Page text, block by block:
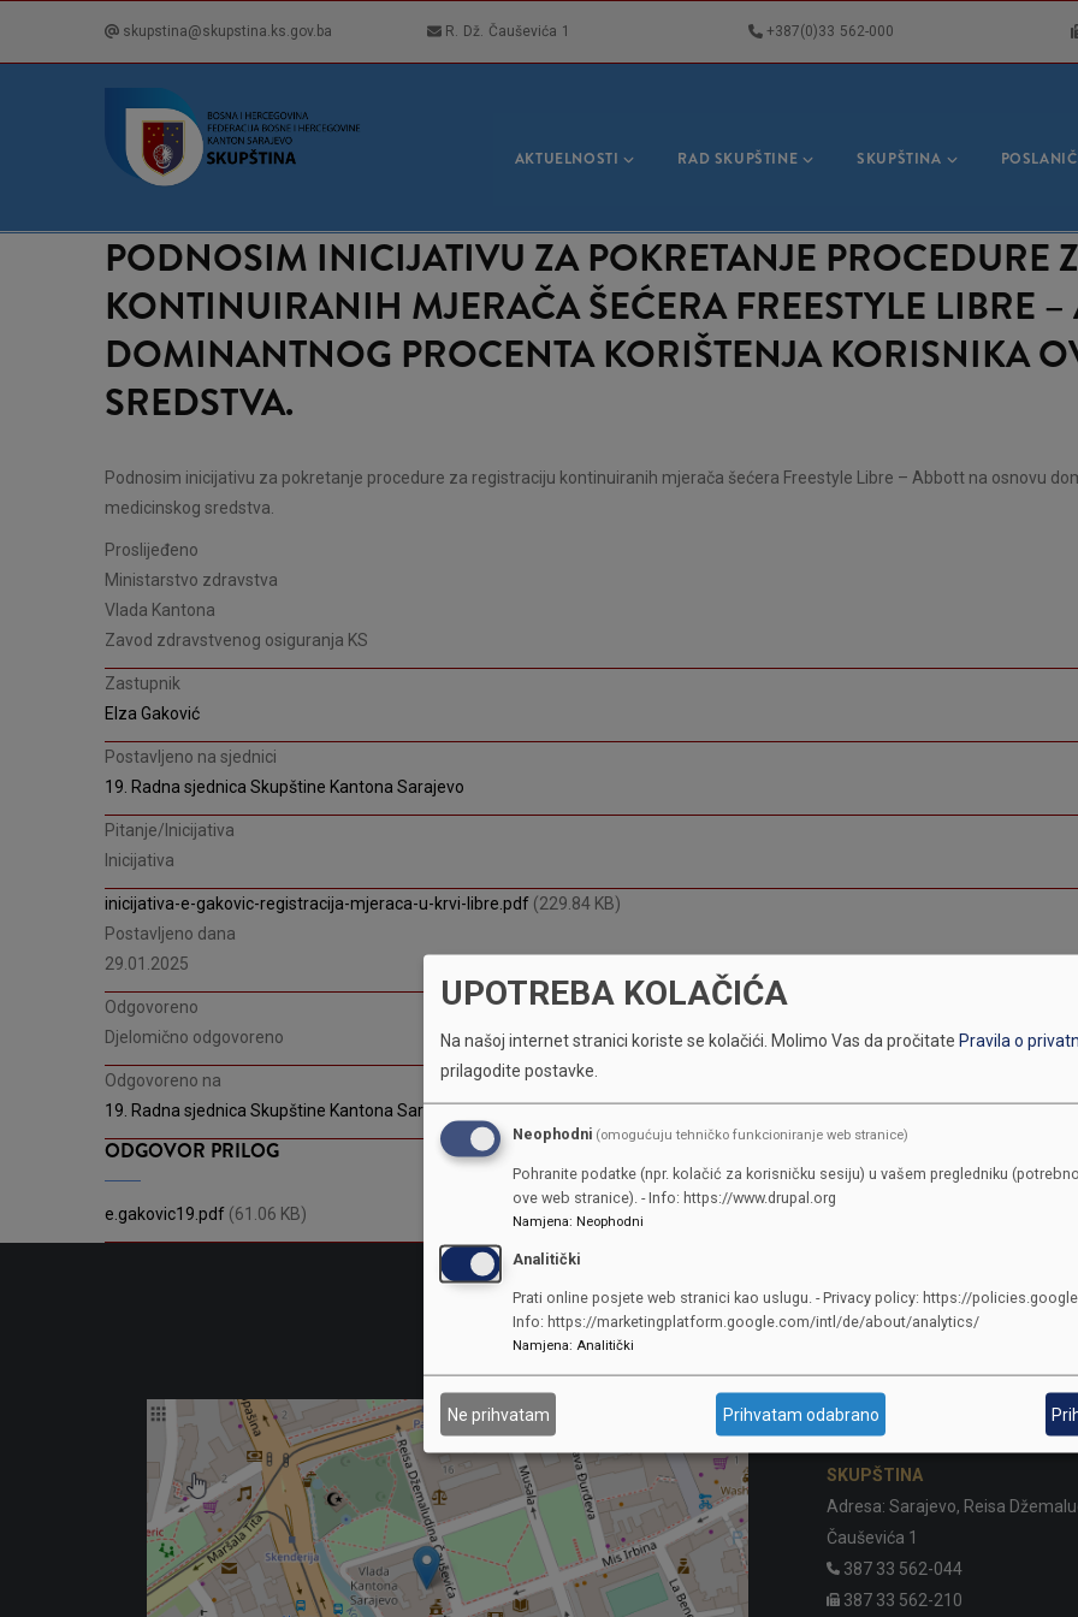
skupstina@skupstina.ks.gov.ba R. Dž. Čauševića 1 +387(0)33 562-000
NAVIGACIJA
AKTUELNOSTI RAD SKUPŠTINE SKUPŠTINA
PODNOSIM INICIJATIVU ZA POKRETANJE PROCEDURE
KONTINUIRANIH MJERAČA ŠEĆERA FREESTYLE LIBRE
DOMINANTNOG PROCENTA KORIŠTENJA KORISNIKA
SREDSTVA.
Podnosim inicijativu za pokretanje procedure za registraciju kontinuiranih mjerača šećera Freestyle Libre – Abbott na osnovu
medicinskog sredstva.
Proslijeđeno
Ministarstvo zdravstva
Vlada Kantona
Zavod zdravstvenog osiguranja KS
Zastupnik
Elza Gaković
Postavljeno na sjednici
19. Radna sjednica Skupštine Kantona Sarajevo
Pitanje/Inicijativa
Inicijativa
inicijativa-e-gakovic-registracija-mjeraca-u-krvi-libre.pdf (229.84 KB)
Postavljeno dana
29.01.2025
Odgovoreno
Djelomično odgovoreno
Odgovoreno na
19. Radna sjednica Skupštine Kantona Sarajevo
ODGOVOR PRILOG
e.gakovic19.pdf (61.06 KB)
KONTAKTI
SKUPŠTINA
Adresa: Sarajevo, Reisa
Čauševića 1
387 33 562-044
387 33 562-210
UPOTREBA KOLAČIĆA
Na našoj internet stranici koriste se kolačići. Molimo Vas da pročitate Pravila o
prilagodite postavke.
Neophodni (omogućuju tehničko funkcioniranje web stranice)
Pohranite podatke (npr. kolačić za korisničku sesiju) u vašem pregledniku
ove web stranice). - Info: https://www.drupal.org
Namjena: Neophodni
Analitički
Prati online posjete web stranici kao uslugu. - Privacy policy: https://
Info: https://marketingplatform.google.com/intl/de/about/analytics/
Namjena: Analitički
Ne prihvatam Prihvatam odabrano